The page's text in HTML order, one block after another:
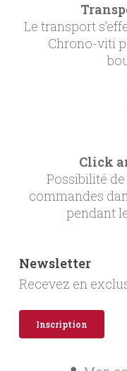
Le transport
Chrono-viti
Click
Possibilité
commandes
pendant
Newsletter
Recevez en
Inscription